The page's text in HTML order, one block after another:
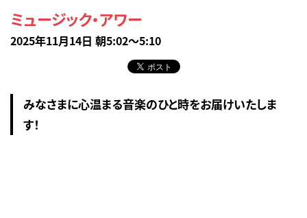
ミュージック・アワー
2025年11月14日 朝5:02～5:10
みなさまに心温まる音楽のひと時をお届けいたしま
す！